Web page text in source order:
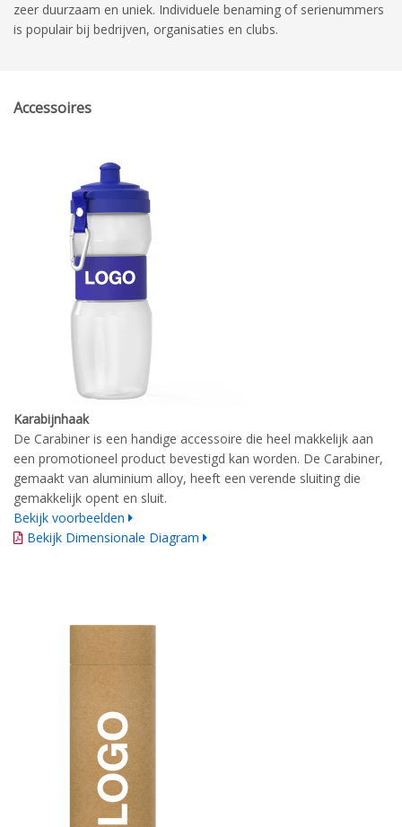
zeer duurzaam en uniek. Individuele benaming of serienummers
is populair bij bedrijven, organisaties en clubs.
Accessoires
Karabijnhaak
De Carabiner is een handige accessoire die heel makkelijk aan
een promotioneel product bevestigd kan worden. De Carabiner,
gemaakt van aluminium alloy, heeft een verende sluiting die
gemakkelijk opent en sluit.
Bekijk voorbeelden
Bekijk Dimensionale Diagram